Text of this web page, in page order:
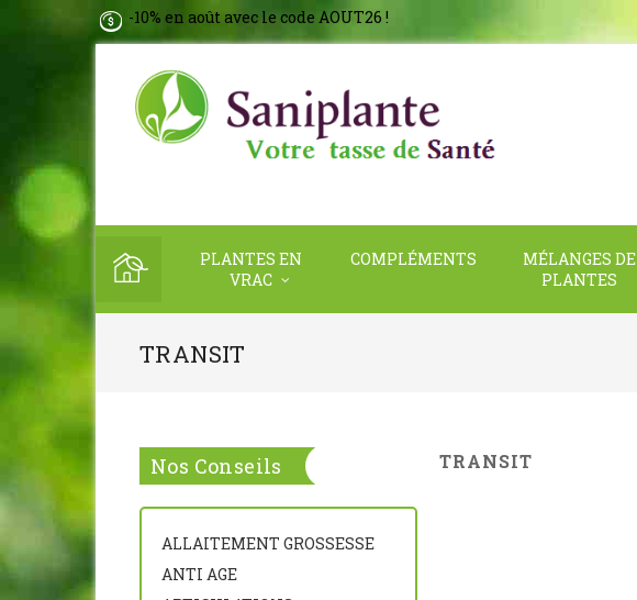
-10% en août avec le code AOUT26 !
PLANTES EN
VRAC
COMPLÉMENTS
MÉLANGES DE
PLANTES
TRANSIT
Nos Conseils
ALLAITEMENT GROSSESSE
ANTI AGE
TRANSIT